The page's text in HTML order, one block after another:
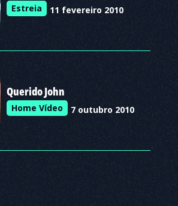
Estreia 11 fevereiro 2010
Querido John
Home Vídeo 7 outubro 2010